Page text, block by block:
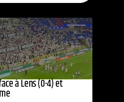
à Lens (0-4) et